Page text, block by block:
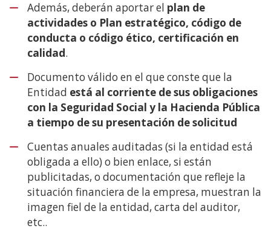
Además, deberán aportar el plan de
actividades o Plan estratégico, código de
conducta o código ético, certificación en
calidad.
Documento válido en el que conste que la
Entidad está al corriente de sus obligaciones
con la Seguridad Social y la Hacienda Pública
a tiempo de su presentación de solicitud
Cuentas anuales auditadas (si la entidad está
obligada a ello) o bien enlace, si están
publicitadas, o documentación que refleje la
situación financiera de la empresa, muestran la
imagen fiel de la entidad, carta del auditor,
etc..